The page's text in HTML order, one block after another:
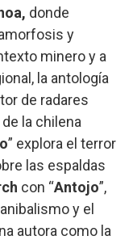
donde
y
minero y a
la antología
de radares
la chilena
” explora el terror
las espaldas
con “Antojo”,
y el
autora como la